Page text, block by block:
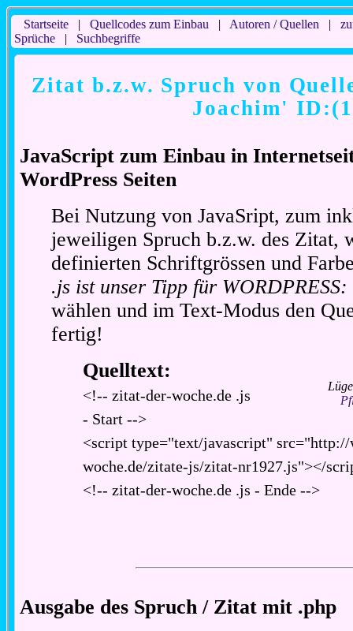
Startseite| Quellcodes zum Einbau | Autoren / Quellen |
Sprüche| Suchbegriffe
Zitat b.z.w. Spruch von
Joachim'
JavaScript zum Einbau in
WordPress Seiten
Bei Nutzung von JavaSript, zum
jeweiligen Spruch b.z.w. des Zitat,
definierten Schriftgrössen und
.js ist unser Tipp für WORDPRESS:
wählen und im Text-Modus den
fertig!
Quelltext:
<!-- zitat-der-woche.de .js
- Start -->
<script type="text/javascript"
woche.de/zitate-js/zitat-nr1927.js"></
<!-- zitat-der-woche.de .js - Ende -->
Ausgabe des Spruch / Zitat mit .php